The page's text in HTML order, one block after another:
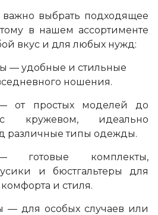
выбрать подходящее
в нашем ассортименте
вкус и для любых нужд:
— удобные и стильные
ношения.
— от простых моделей до
кружевом, идеально
различные типы одежды.
готовые комплекты,
и бюстгальтеры для
и стиля.
— для особых случаев или